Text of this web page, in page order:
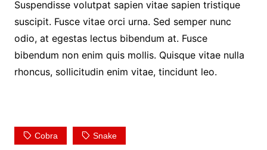
Suspendisse volutpat sapien vitae sapien tristique
suscipit. Fusce vitae orci urna. Sed semper nunc
odio, at egestas lectus bibendum at. Fusce
bibendum non enim quis mollis. Quisque vitae nulla
rhoncus, sollicitudin enim vitae, tincidunt leo.
Cobra Snake